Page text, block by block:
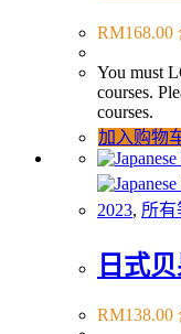
RM168.00
You must
courses.
courses.
加入购物
2023, 所有
日式
RM138.00